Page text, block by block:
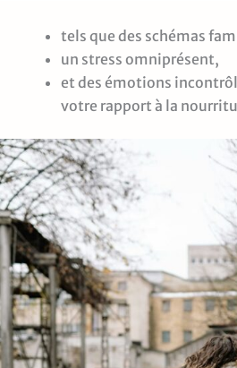
tels que des schémas
un stress omniprésent,
et des émotions
votre rapport à la